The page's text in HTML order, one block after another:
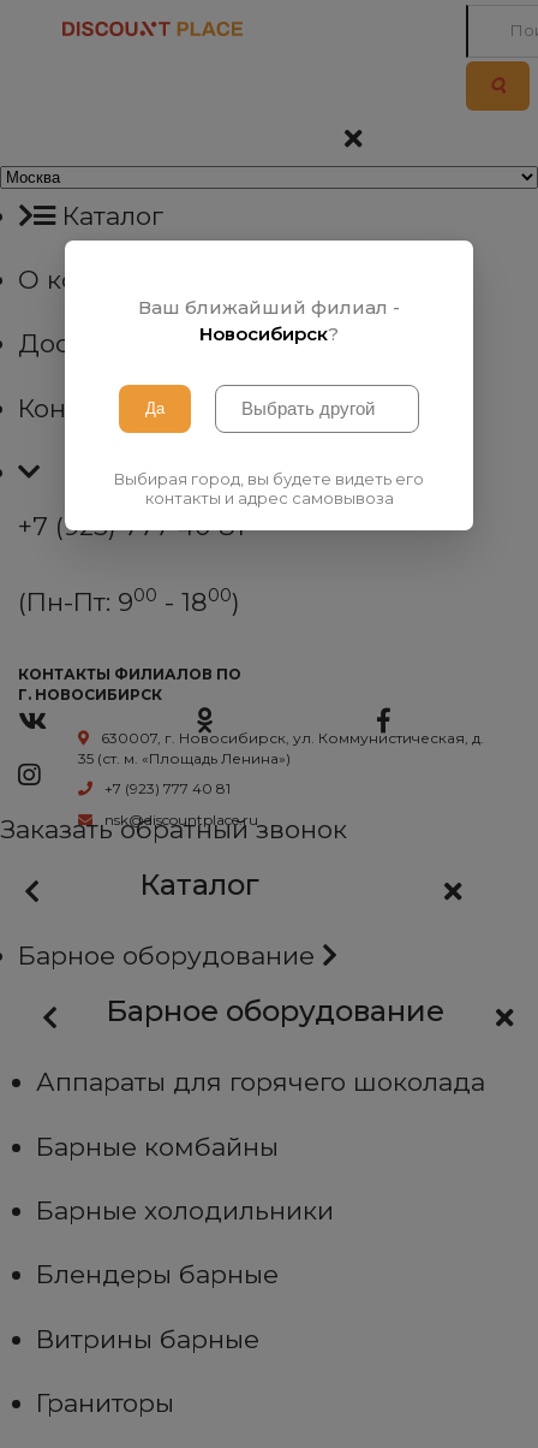
Каталог
О компании
Доставка
Контакты
+7 (923) 777 40 81
(Пн-Пт: 900 - 1800)
КОНТАКТЫ ФИЛИАЛОВ ПО
Г. НОВОСИБИРСК
630007, г. Новосибирск, ул. Коммунистическая, д.
35 (ст. м. «Площадь Ленина»)
+7 (923) 777 40 81
nsk@discountplace.ru
Заказать обратный звонок
Каталог
Барное оборудование
Барное оборудование
Аппараты для горячего шоколада
Барные комбайны
Барные холодильники
Блендеры барные
Витрины барные
Граниторы
Ваш ближайший филиал -
Новосибирск?
Выбирая город, вы будете видеть его
контакты и адрес самовывоза